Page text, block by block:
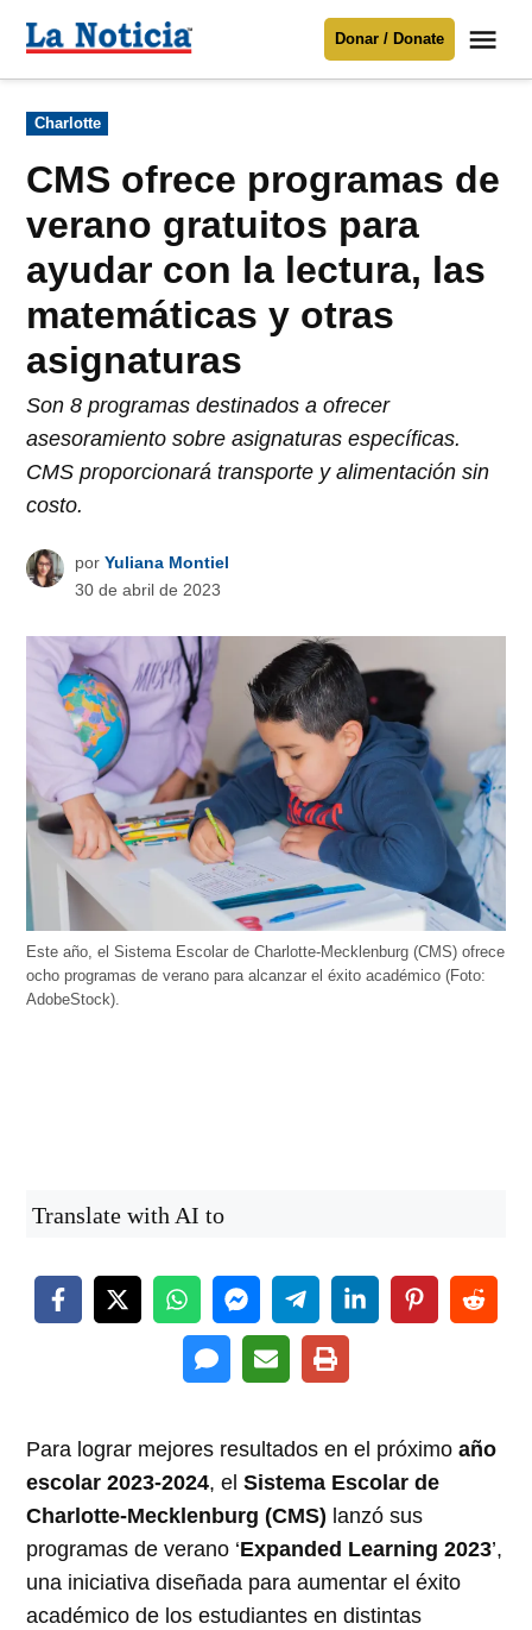
Para mantenerte informado necesitamos
Donar
contenido
Noticia
Donar / Donate
Publicado
en
Charlotte
CMS ofrece programas de
verano gratuitos para
ayudar con la lectura, las
matemáticas y otras
asignaturas
Son 8 programas destinados a ofrecer
asesoramiento sobre asignaturas específicas.
CMS proporcionará transporte y alimentación sin
costo.
por Yuliana Montiel
30 de abril de 2023
Este año, el Sistema Escolar de Charlotte-Mecklenburg (CMS) ofrece
ocho programas de verano para alcanzar el éxito académico (Foto:
AdobeStock).
Translate with AI to
Para lograr mejores resultados en el próximoaño
escolar 2023-2024, elSistema Escolar de
Charlotte-Mecklenburg (CMS) lanzó sus
programas de verano ‘Expanded Learning 2023’,
una iniciativa diseñada para aumentar el éxito
académico de los estudiantes en distintas